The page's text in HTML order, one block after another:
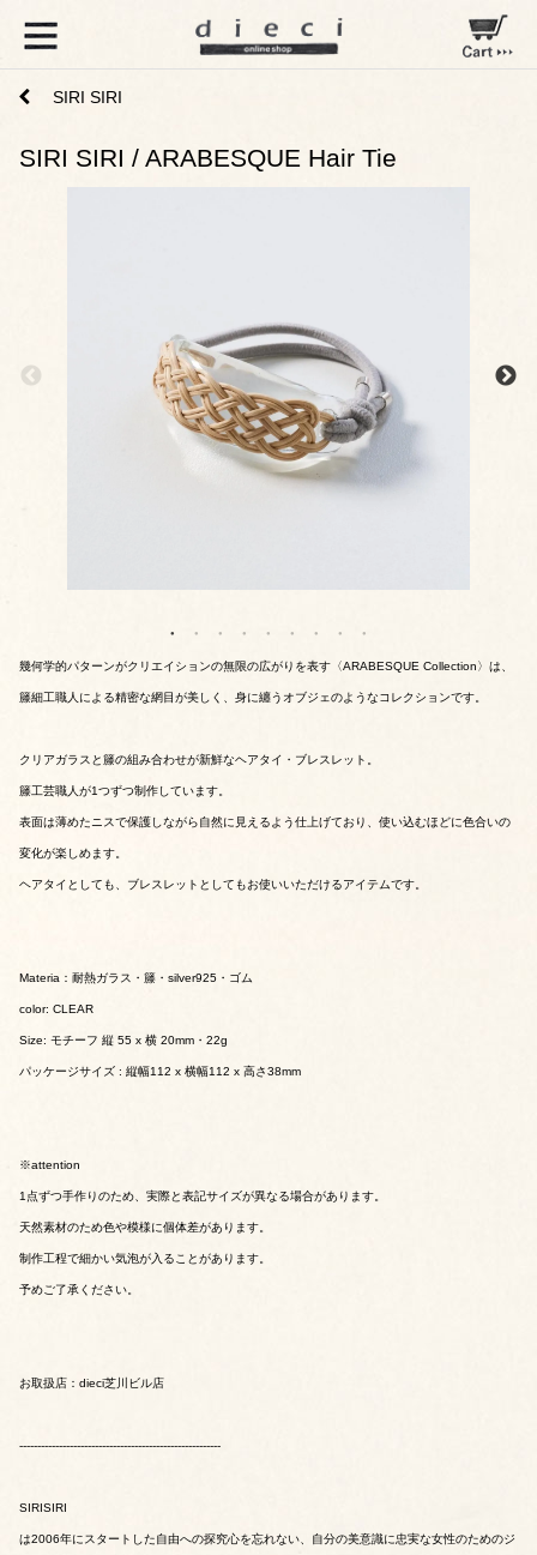
SIRI SIRI
SIRI SIRI / ARABESQUE Hair Tie
幾何学的パターンがクリエイションの無限の広がりを表す〈ARABESQUE Collection〉は、
籐細工職人による精密な網目が美しく、身に纏うオブジェのようなコレクションです。
クリアガラスと籐の組み合わせが新鮮なヘアタイ・ブレスレット。
籐工芸職人が1つずつ制作しています。
表面は薄めたニスで保護しながら自然に見えるよう仕上げており、使い込むほどに色合いの
変化が楽しめます。
ヘアタイとしても、ブレスレットとしてもお使いいただけるアイテムです。
Materia：耐熱ガラス・籐・silver925・ゴム
color: CLEAR
Size: モチーフ 縦 55 x 横 20mm・22g
パッケージサイズ : 縦幅112 x 横幅112 x 高さ38mm
※attention
1点ずつ手作りのため、実際と表記サイズが異なる場合があります。
天然素材のため色や模様に個体差があります。
制作工程で細かい気泡が入ることがあります。
予めご了承ください。
お取扱店：dieci芝川ビル店
--------------------------------------------------------
SIRISIRI
は2006年にスタートした自由への探究心を忘れない、自分の美意識に忠実な女性のためのジ